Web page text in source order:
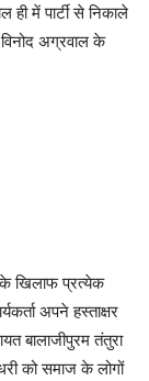
में पार्टी से निकाले
अग्रवाल के
के खिलाफ प्रत्येक
अपने हस्ताक्षर
बालाजीपुरम तंतुरा
को समाज के लोगों